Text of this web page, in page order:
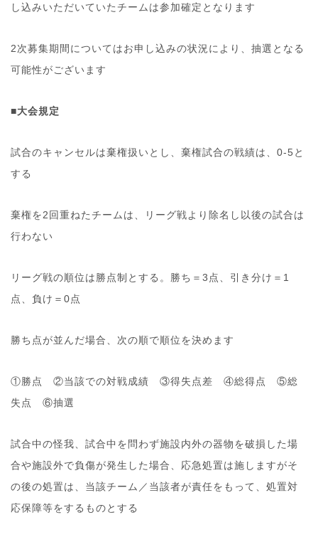
し込みいただいていたチームは参加確定となります
2次募集期間についてはお申し込みの状況により、抽選となる
可能性がございます
■大会規定
試合のキャンセルは棄権扱いとし、棄権試合の戦績は、0-5と
する
棄権を2回重ねたチームは、リーグ戦より除名し以後の試合は
行わない
リーグ戦の順位は勝点制とする。勝ち＝3点、引き分け＝1
点、負け＝0点
勝ち点が並んだ場合、次の順で順位を決めます
①勝点 ②当該での対戦成績 ③得失点差 ④総得点 ⑤総
失点 ⑥抽選
試合中の怪我、試合中を問わず施設内外の器物を破損した場
合や施設外で負傷が発生した場合、応急処置は施しますがそ
の後の処置は、当該チーム／当該者が責任をもって、処置対
応保障等をするものとする